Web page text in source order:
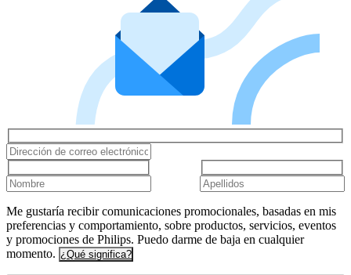
Me gustaría recibir comunicaciones promocionales, basadas en mis
preferencias y comportamiento, sobre productos, servicios, eventos
y promociones de Philips. Puedo darme de baja en cualquier
momento. ¿Qué significa?